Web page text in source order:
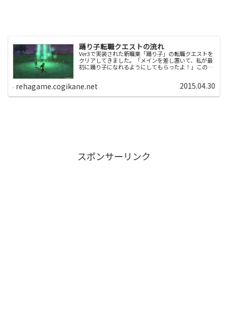
踊り子転職クエストの流れ
Ver3で実装された新職業「踊り子」の転職クエストを
クリアしてきました。「メインを差し置いて、私が最
初に踊り子になれるようにしてもらったよ！」この記
rehagame.cogikane.net 2015.04.30
スポンサーリンク